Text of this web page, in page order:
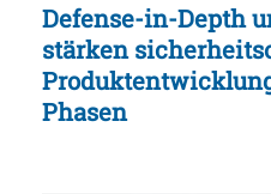
Defense-in-Depth
stärken
Phasen